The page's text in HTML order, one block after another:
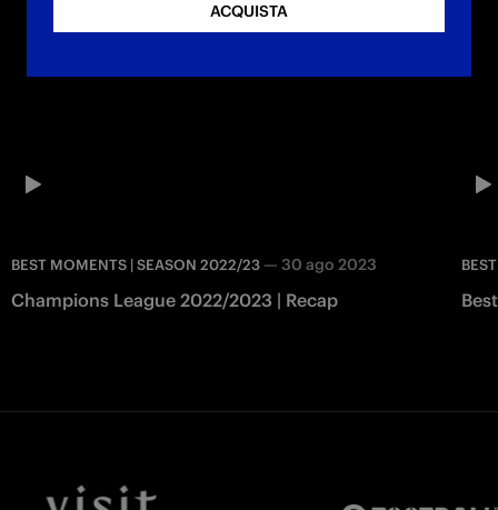
BEST MOMENTS | SEASON 2022/23 — 30 ago 2023
Champions League 2022/2023 | Recap
ACQUISTA